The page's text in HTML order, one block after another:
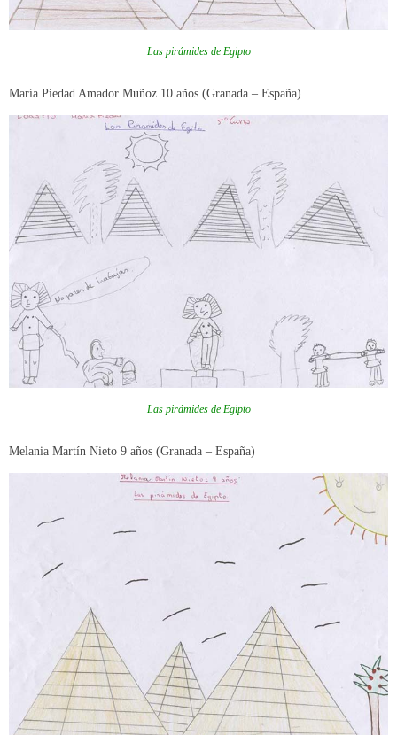
Las pirámides de Egipto
María Piedad Amador Muñoz 10 años (Granada – España)
Las pirámides de Egipto
Melania Martín Nieto 9 años (Granada – España)